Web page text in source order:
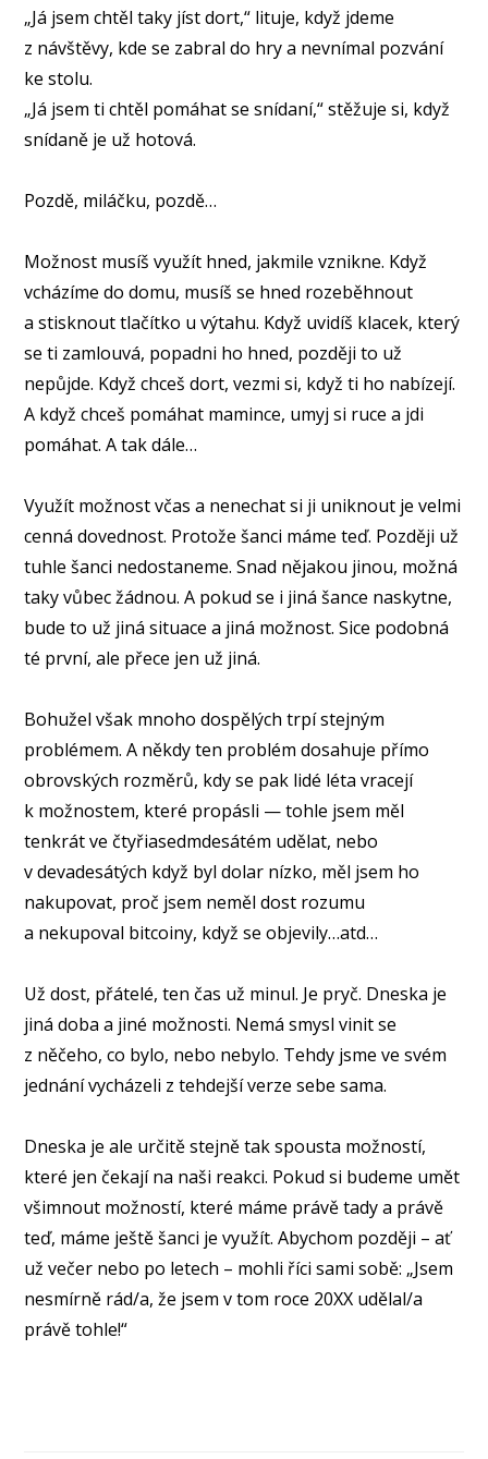
„Já jsem chtěl taky jíst dort,“ lituje, když jdeme
z návštěvy, kde se zabral do hry a nevnímal pozvání
ke stolu.
„Já jsem ti chtěl pomáhat se snídaní,“ stěžuje si, když
snídaně je už hotová.
Pozdě, miláčku, pozdě…
Možnost musíš využít hned, jakmile vznikne. Když
vcházíme do domu, musíš se hned rozeběhnout
a stisknout tlačítko u výtahu. Když uvidíš klacek, který
se ti zamlouvá, popadni ho hned, později to už
nepůjde. Když chceš dort, vezmi si, když ti ho nabízejí.
A když chceš pomáhat mamince, umyj si ruce a jdi
pomáhat. A tak dále…
Využít možnost včas a nenechat si ji uniknout je velmi
cenná dovednost. Protože šanci máme teď. Později už
tuhle šanci nedostaneme. Snad nějakou jinou, možná
taky vůbec žádnou. A pokud se i jiná šance naskytne,
bude to už jiná situace a jiná možnost. Sice podobná
té první, ale přece jen už jiná.
Bohužel však mnoho dospělých trpí stejným
problémem. A někdy ten problém dosahuje přímo
obrovských rozměrů, kdy se pak lidé léta vracejí
k možnostem, které propásli — tohle jsem měl
tenkrát ve čtyřiasedmdesátém udělat, nebo
v devadesátých když byl dolar nízko, měl jsem ho
nakupovat, proč jsem neměl dost rozumu
a nekupoval bitcoiny, když se objevily…atd…
Už dost, přátelé, ten čas už minul. Je pryč. Dneska je
jiná doba a jiné možnosti. Nemá smysl vinit se
z něčeho, co bylo, nebo nebylo. Tehdy jsme ve svém
jednání vycházeli z tehdejší verze sebe sama.
Dneska je ale určitě stejně tak spousta možností,
které jen čekají na naši reakci. Pokud si budeme umět
všimnout možností, které máme právě tady a právě
teď, máme ještě šanci je využít. Abychom později – ať
už večer nebo po letech – mohli říci sami sobě: „Jsem
nesmírně rád/a, že jsem v tom roce 20XX udělal/a
právě tohle!“